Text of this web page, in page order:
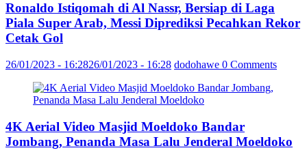
Ronaldo Istiqomah di Al Nassr, Bersiap di Laga
Piala Super Arab, Messi Diprediksi Pecahkan Rekor
Cetak Gol
26/01/2023 - 16:2826/01/2023 - 16:28 dodohawe 0 Comments
4K Aerial Video Masjid Moeldoko Bandar
Jombang, Penanda Masa Lalu Jenderal Moeldoko